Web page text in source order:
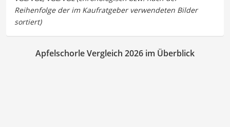
Apfelschorle Vergleich 2026 im Überblick